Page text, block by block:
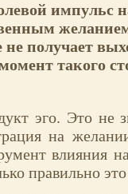
импульс
получает
такого
эго. Это не
на
влияния
правильно это